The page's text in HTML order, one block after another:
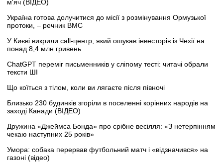
м'яч (ВІДЕО)
Україна готова долучитися до місії з розмінування Ормузької
протоки, – речник ВМС
У Києві викрили call-центр, який ошукав інвесторів із Чехії на
понад 8,4 млн гривень
ChatGPT переміг письменників у сліпому тесті: читачі обрали
тексти ШІ
Що коїться з тілом, коли ви лягаєте після півночі
Близько 230 будинків згоріли в поселенні корінних народів на
заході Канади (ВІДЕО)
Дружина «Джеймса Бонда» про срібне весілля: «З нетерпінням
чекаю наступних 25 років»
Умора: собака перервав футбольний матч і «відзначився» на
газоні (відео)